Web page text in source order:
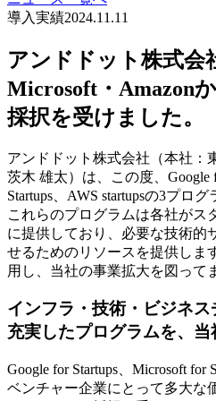
導入実績2024.11.11
アンドドット株式会
Microsoft・Amazon
採択を受けました。
アンドドット株式会社（本社：
茨木 雄太）は、この度、Google
Startups、AWS startupsの3プロ
これらのプログラムは各社がス
に提供しており、必要な技術的
せるためのリソースを提供しま
用し、当社の事業拡大を図って
インフラ・技術・ビジネ
充実したプログラムを、
Google for Startups、Microsoft for
ベンチャー企業にとって多大な